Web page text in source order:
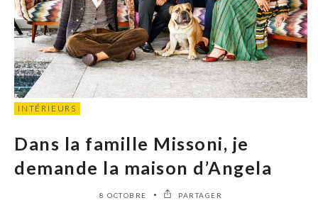
INTÉRIEURS
Dans la famille Missoni, je
demande la maison d’Angela
8 OCTOBRE PARTAGER